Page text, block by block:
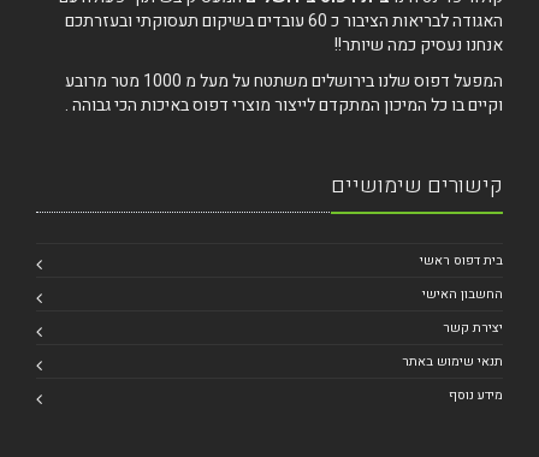
האגודה לבריאות הציבור כ 60 עובדים בשיקום תעסוקתי ובעזרתכם
אנחנו נעסיק כמה שיותר!!
המפעל דפוס שלנו בירושלים משתטח על מעל מ 1000 מטר מרובע
וקיים בו כל המיכון המתקדם לייצור מוצרי דפוס באיכות הכי גבוהה .
קישורים שימושיים
בית דפוס ראשי
החשבון האישי
יצירת קשר
תנאי שימוש באתר
מידע נוסף